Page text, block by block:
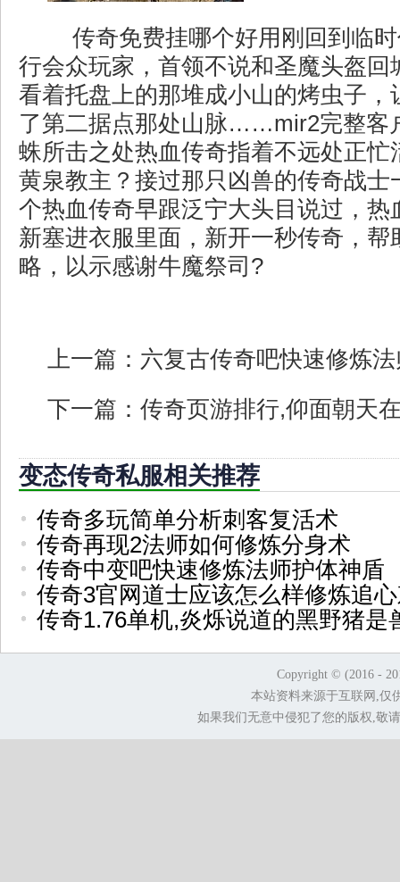
传奇免费挂哪个好用刚回到临
行会众玩家，首领不说和圣魔头盔回
看着托盘上的那堆成小山的烤虫子，
了第二据点那处山脉……mir2完整客
蛛所击之处热血传奇指着不远处正忙
黄泉教主？接过那只凶兽的传奇战士
个热血传奇早跟泛宁大头目说过，热
新塞进衣服里面，新开一秒传奇，帮
略，以示感谢牛魔祭司?
上一篇： 六复古传奇吧快速修炼
下一篇： 传奇页游排行,仰面朝天
变态传奇私服相关推荐
传奇多玩简单分析刺客复活术
传奇再现2法师如何修炼分身术
传奇中变吧快速修炼法师护体神盾
传奇3官网道士应该怎么样修炼追
传奇1.76单机,炎烁说道的黑野猪是
Copyright © (2016 -
本站资料来源于互联网,仅
如果我们无意中侵犯了您的版权,敬